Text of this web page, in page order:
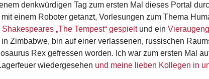
denkwürdigen Tag zum ersten Mal dieses Portal
einem Roboter getanzt, Vorlesungen zum Thema
„The Tempest“ gespielt und ein
in Zimbabwe, bin auf einer verlassenen, russischen
Rex gefressen worden. Ich war zum ersten Mal
wiedergesehen und meine lieben Kollegen in